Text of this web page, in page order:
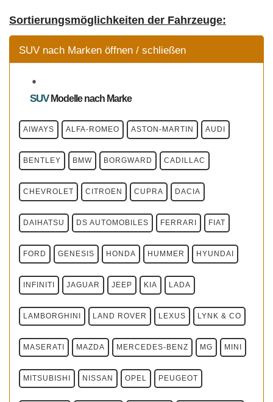
Sortierungsmöglichkeiten der Fahrzeuge:
SUV nach Marken öffnen / schließen
SUVModellenach Marke
AIWAYS ALFA-ROMEO ASTON-MARTIN AUDI
BENTLEY BMW BORGWARD CADILLAC
CHEVROLET CITROEN CUPRA DACIA
DAIHATSU DS AUTOMOBILES FERRARI FIAT
FORD GENESIS HONDA HUMMER HYUNDAI
INFINITI JAGUAR JEEP KIA LADA
LAMBORGHINI LAND ROVER LEXUS LYNK & CO
MASERATI MAZDA MERCEDES-BENZ MG MINI
MITSUBISHI NISSAN OPEL PEUGEOT